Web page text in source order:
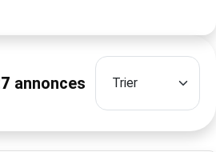
annonces